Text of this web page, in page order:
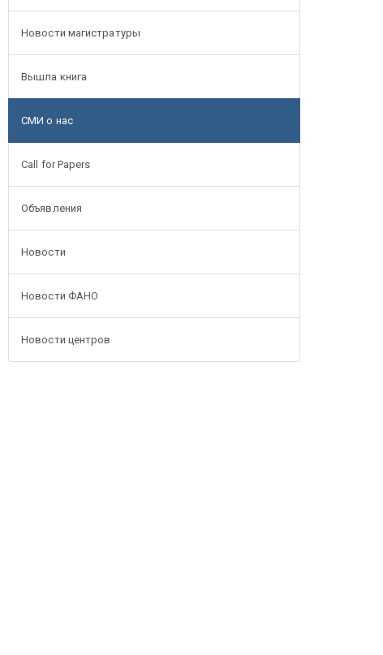
Новости магистратуры
Вышла книга
СМИ о нас
Call for Papers
Объявления
Новости
Новости ФАНО
Новости центров